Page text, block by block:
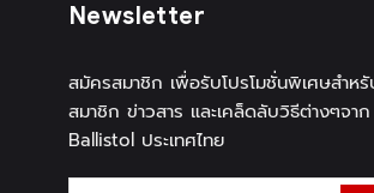
Newsletter
สมัครสมาชิก เพื่อรับโปรโมชั่นพิเศษสำห
สมาชิก ข่าวสาร และเคล็ดลับวิธีต่างๆจาก
Ballistol ประเทศไทย